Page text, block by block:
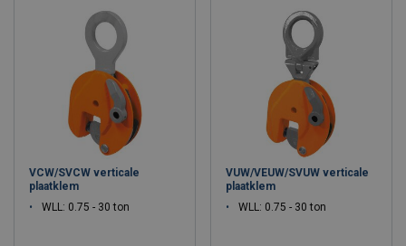
bepaade last op een veilige manier te hijsen.
Zo bestaan er speciale plaatklemmen die de last niet beschadigen
(bijv. voor het hijsen van inox). Bij veel plaatklemmen is er een
minimale dikte nodig van het te hijsen materiaal om de klem
correct te laten werken. Hoe dichter het gewicht van de last de
werklast van de klem benadert hoe beter dat de werking ervan is.
Het loont zeker de moeite om de gebruiksaanwijzing door te
nemen. Verder is het belangrijk om alle hijsmateriaal, dus ook een
plaatklem, regelmatig te controleren op schade of slijtage.
VCW/SVCW verticale
plaatklem
WLL: 0.75 - 30 ton
VUW/VEUW/SVUW verticale
plaatklem
WLL: 0.75 - 30 ton